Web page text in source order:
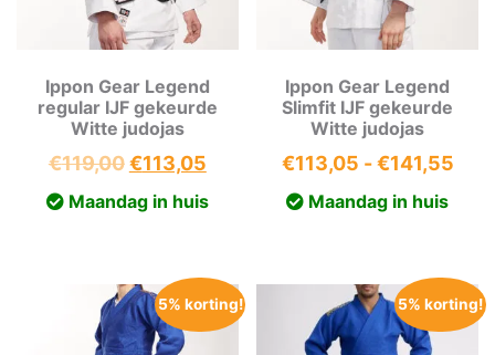
Ippon Gear Legend
regular IJF gekeurde
Witte judojas
€119,00Oorspronkelijke
prijs
€113,05Huidige
Maandag in huis
Ippon Gear Legend
Slimfit IJF gekeurde
Witte judojas
€113,05 - €141,55
Maandag in huis
5% korting! 5% korting!